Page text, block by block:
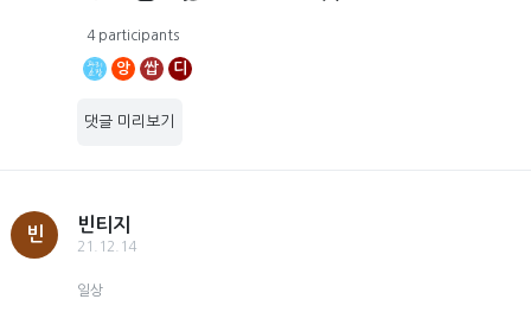
4 participants
앙 쌉 디
댓글 미리보기
빈
빈티지
21.12.14
일상